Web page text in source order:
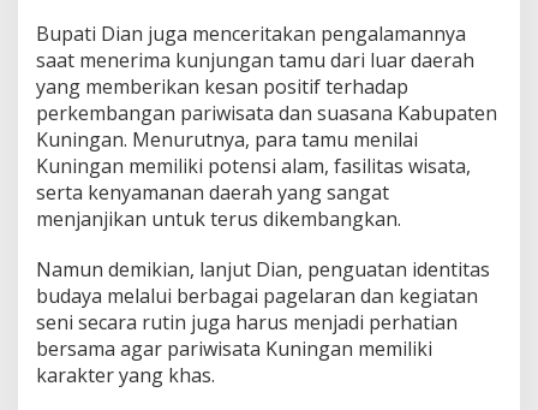
Bupati Dian juga menceritakan pengalamannya
saat menerima kunjungan tamu dari luar daerah
yang memberikan kesan positif terhadap
perkembangan pariwisata dan suasana Kabupaten
Kuningan. Menurutnya, para tamu menilai
Kuningan memiliki potensi alam, fasilitas wisata,
serta kenyamanan daerah yang sangat
menjanjikan untuk terus dikembangkan.
Namun demikian, lanjut Dian, penguatan identitas
budaya melalui berbagai pagelaran dan kegiatan
seni secara rutin juga harus menjadi perhatian
bersama agar pariwisata Kuningan memiliki
karakter yang khas.